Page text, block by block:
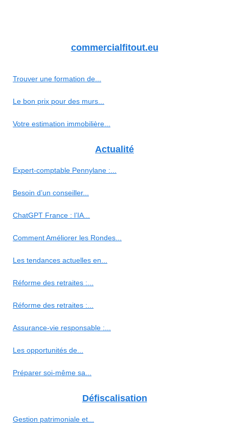
commercialfitout.eu
Trouver une formation de...
Le bon prix pour des murs...
Votre estimation immobilière...
Actualité
Expert-comptable Pennylane :...
Besoin d’un conseiller...
ChatGPT France : l’IA...
Comment Améliorer les Rondes...
Les tendances actuelles en...
Réforme des retraites :...
Réforme des retraites :...
Assurance-vie responsable :...
Les opportunités de...
Préparer soi-même sa...
Défiscalisation
Gestion patrimoniale et...